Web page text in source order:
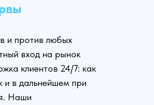
и против любых
вход на рынок
клиентов 24/7: как
и в дальнейшем при
Наши